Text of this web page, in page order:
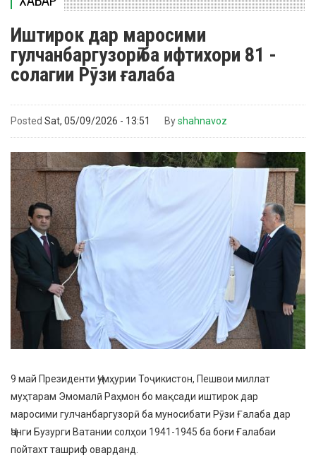
Иштирок дар маросими
гулчанбаргузорӣ ба ифтихори 81 -
солагии Рӯзи ғалаба
Posted Sat, 05/09/2026 - 13:51 Byshahnavoz
9 май Президенти Ҷумҳурии Тоҷикистон, Пешвои миллат
муҳтарам Эмомалӣ Раҳмон бо мақсади иштирок дар
маросими гулчанбаргузорӣ ба муносибати Рӯзи Ғалаба дар
Ҷанги Бузурги Ватании солҳои 1941-1945 ба боғи Ғалабаи
пойтахт ташриф оварданд.